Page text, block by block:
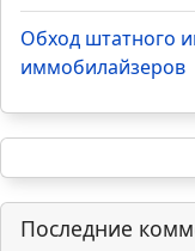
Обход штатного
иммобилайзеров
Последние